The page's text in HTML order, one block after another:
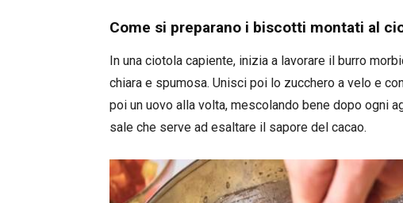
Come si preparano i biscotti montati al
In una ciotola capiente, inizia a lavorare il burro
chiara e spumosa. Unisci poi lo zucchero a velo e
poi un uovo alla volta, mescolando bene dopo ogni
sale che serve ad esaltare il sapore del cacao.